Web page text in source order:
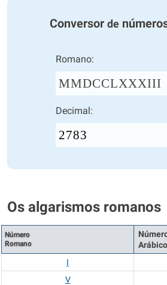
Conversor de
Romano:
MMDCCLXXXIII
Decimal:
Os algarismos romanos
Número
Romano
Arábico
I
V